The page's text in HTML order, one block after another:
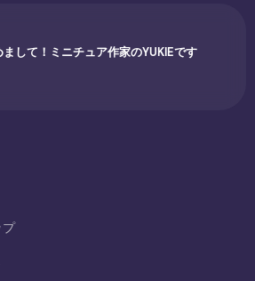
まして！ミニチュア作家のYUKIEです
プ